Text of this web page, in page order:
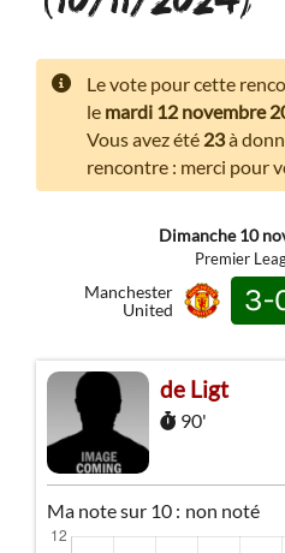
Le vote pour cette
le mardi 12 novembre
Vous avez été 23à
rencontre : merci pour
Dimanche 10
Premier
Manchester
United
3-
de Ligt
90'
Ma note sur 10 : non noté